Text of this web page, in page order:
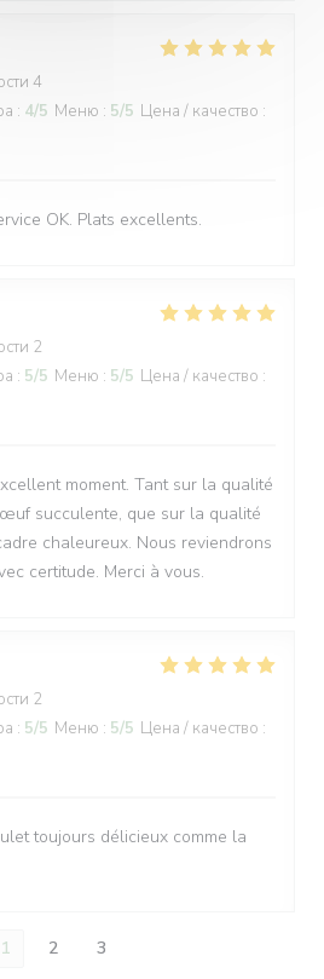
4
: 4/5 Меню : 5/5 Цена / качество :
OK. Plats excellents.
2
: 5/5 Меню : 5/5 Цена / качество :
moment. Tant sur la qualité
succulente, que sur la qualité
chaleureux. Nous reviendrons
certitude. Merci à vous.
2
: 5/5 Меню : 5/5 Цена / качество :
toujours délicieux comme la
1 2 3